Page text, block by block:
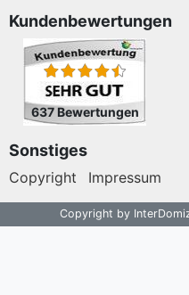
Kundenbewertungen
637 Bewertungen
Sonstiges
Copyright Impressum
Copyright by